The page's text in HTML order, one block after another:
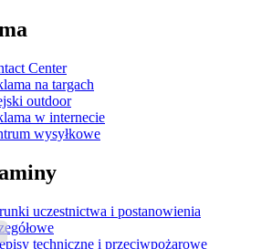
Center
na targach
outdoor
w internecie
wysyłkowe
uczestnictwa i postanowienia
techniczne i przeciwpożarowe